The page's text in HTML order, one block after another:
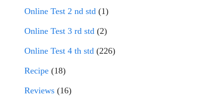
Online Test 2 nd std (1)
Online Test 3 rd std (2)
Online Test 4 th std (226)
Recipe (18)
Reviews (16)